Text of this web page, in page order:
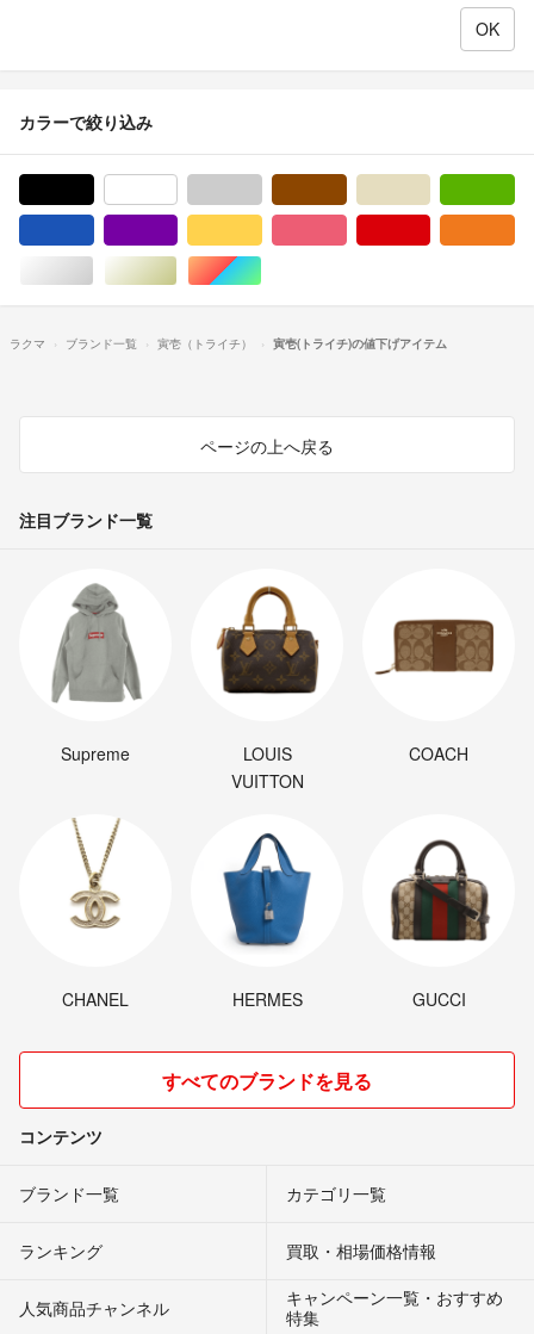
カラーで絞り込み
シルバー/銀色系ゴールド/金色系マルチカラー
ラクマ ブランド一覧 寅壱（トライチ） 寅壱(トライチ)の値下げアイテム
ページの上へ戻る
注目ブランド一覧
Supreme
LOUIS
VUITTON
COACH
CHANEL HERMES GUCCI
すべてのブランドを見る
コンテンツ
ブランド一覧 カテゴリ一覧
ランキング 買取・相場価格情報
人気商品チャンネル
キャンペーン一覧・おすすめ
特集